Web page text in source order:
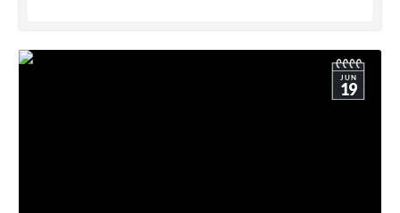
JUN
19